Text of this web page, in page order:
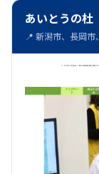
あいとうの杜
📍 新潟市、長岡市